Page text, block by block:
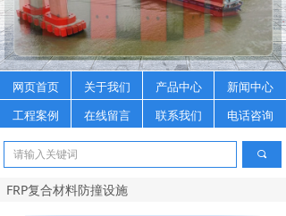
工程案例 在线留言 联系我们 电话咨询
网页首页 关于我们 产品中心 新闻中心
FRP复合材料防撞设施
끠